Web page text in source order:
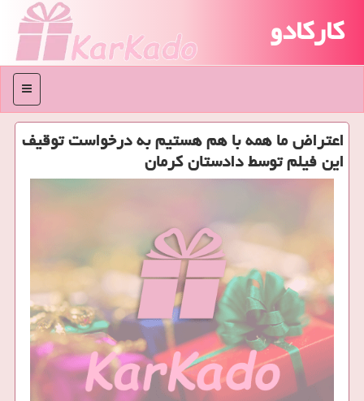
کارکادو
منو
اعتراض ما همه با هم هستیم به درخواست توقیف
این فیلم توسط دادستان كرمان